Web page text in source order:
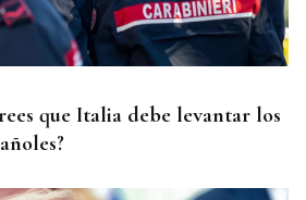
que Italia debe levantar los